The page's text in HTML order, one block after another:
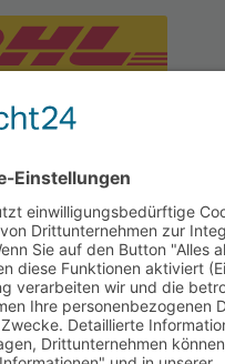
Lebensqualität
& Orientteppiche
online bestellen